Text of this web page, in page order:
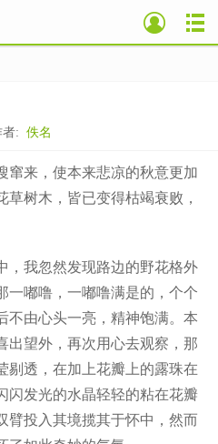
者: 佚名
来，使本来悲凉的秋意更加
树木，皆已变得枯竭衰败，
我忽然发现路边的野花格外
一嘟噜，一嘟噜满是的，个个
不由心头一亮，精神饱满。本
出望外，再次用心去观察，那
剔透，在加上花瓣上的露珠在
闪发光的水晶轻轻的粘在花瓣
臂投入其境揽其于怀中，然而